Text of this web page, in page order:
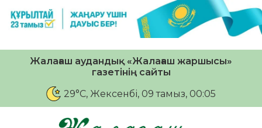
Жалағаш аудандық «Жалағаш жаршысы»
газетінің сайты
29°C, Жексенбі, 09 тамыз, 00:05